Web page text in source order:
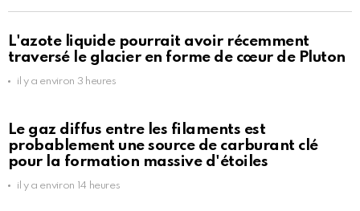
L'azote liquide pourrait avoir récemment
traversé le glacier en forme de cœur de Pluton
il y a environ 3 heures
Le gaz diffus entre les filaments est
probablement une source de carburant clé
pour la formation massive d'étoiles
il y a environ 14 heures